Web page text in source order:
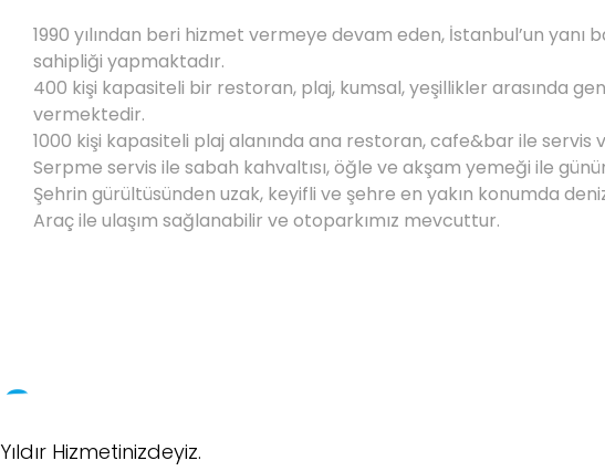
1990 yılından beri hizmet vermeye devam eden, İstanbul’un
sahipliği yapmaktadır.
400 kişi kapasiteli bir restoran, plaj, kumsal, yeşillikler arasında
vermektedir.
1000 kişi kapasiteli plaj alanında ana restoran, cafe&bar ile servis
Serpme servis ile sabah kahvaltısı, öğle ve akşam yemeği ile
Şehrin gürültüsünden uzak, keyifli ve şehre en yakın konumda
Araç ile ulaşım sağlanabilir ve otoparkımız mevcuttur.
0
Yıldır Hizmetinizdeyiz.